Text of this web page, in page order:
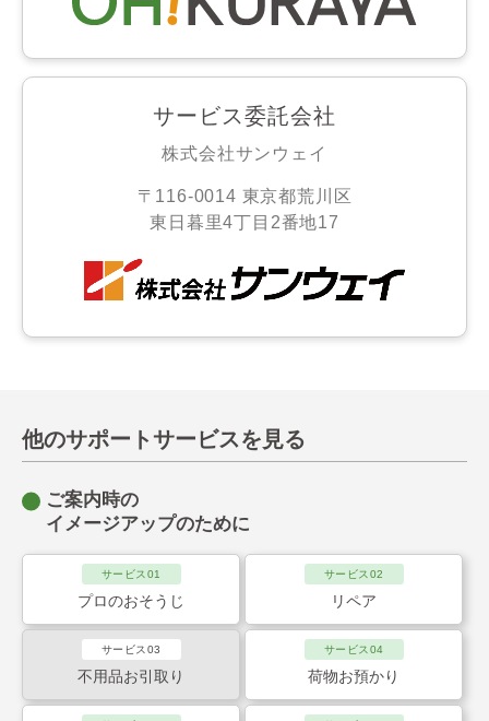
サービス委託会社
株式会社サンウェイ
〒116-0014 東京都荒川区
東日暮里4丁目2番地17
他のサポートサービスを見る
ご案内時の
イメージアップのために
サービス01
プロのおそうじ
サービス02
リペア
サービス03
不用品お引取り
サービス04
荷物お預かり